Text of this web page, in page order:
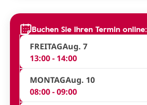
Buchen Sie Ihren Termin online:
FREITAGAug. 7
13:00 - 14:00
MONTAGAug. 10
08:00 - 09:00